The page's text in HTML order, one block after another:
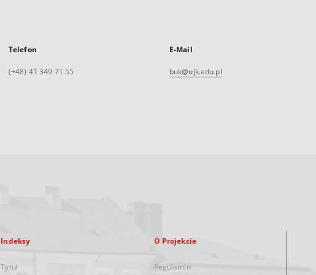
Telefon
(+48) 41 349 71 55
E-Mail
buk@ujk.edu.pl
Indeksy
Tytuł
O Projekcie
Regulamin